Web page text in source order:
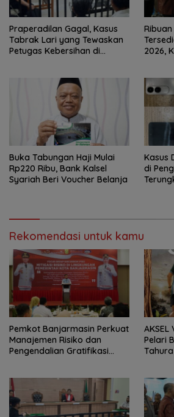
Praperadilan Gagal, Kasus
Tabrak Lari yang Tewaskan
Petugas Kebersihan di
2026,
Buka Tabungan Haji Mulai
Rp220 Ribu, Bank Kalsel
Syariah Beri Voucher Belanja
Kasus
di
Rekomendasi untuk kamu
Pemkot Banjarmasin Perkuat
Manajemen Risiko dan
Pengendalian Gratifikasi
Pelari